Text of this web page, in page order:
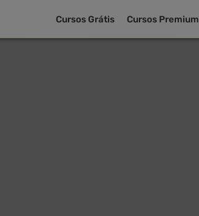
Cursos Grátis Cursos Premium